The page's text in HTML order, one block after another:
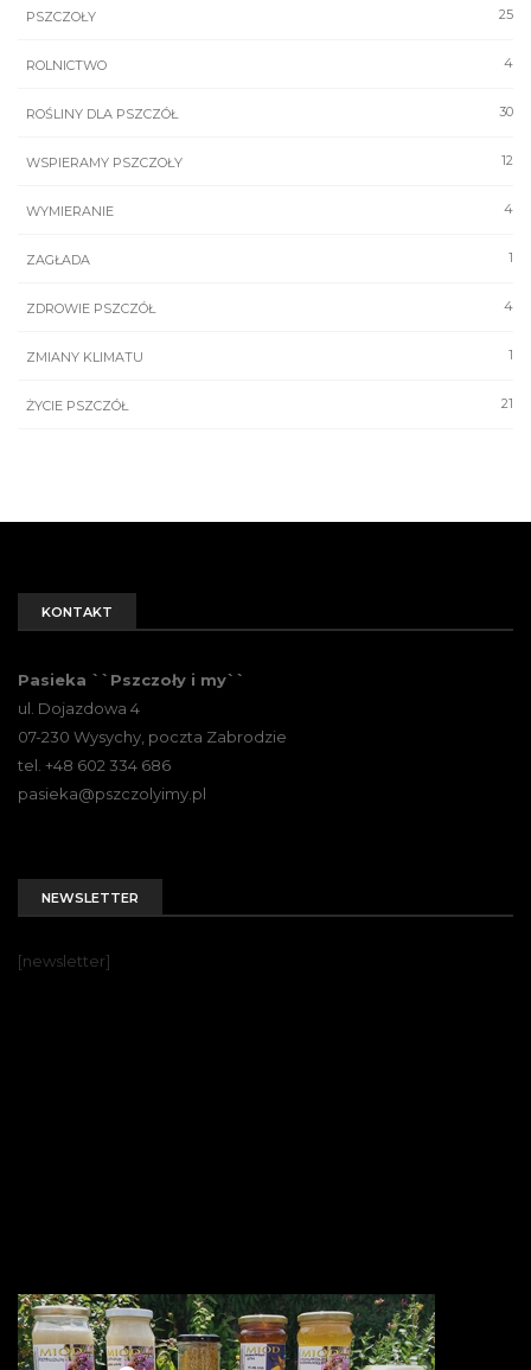
25
PSZCZOŁY
4
ROLNICTWO
30
ROŚLINY DLA PSZCZÓŁ
12
WSPIERAMY PSZCZOŁY
4
WYMIERANIE
1
ZAGŁADA
4
ZDROWIE PSZCZÓŁ
1
ZMIANY KLIMATU
21
ŻYCIE PSZCZÓŁ
KONTAKT
Pasieka ``Pszczoły i my``
ul. Dojazdowa 4
07-230 Wysychy, poczta Zabrodzie
tel. +48 602 334 686
pasieka@pszczolyimy.pl
NEWSLETTER
[newsletter]